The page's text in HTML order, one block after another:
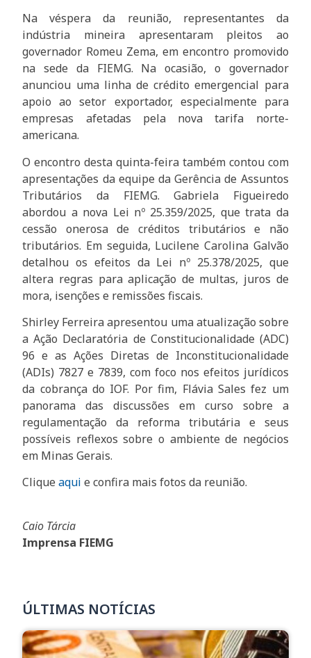
Na véspera da reunião, representantes da
indústria mineira apresentaram pleitos ao
governador Romeu Zema, em encontro promovido
na sede da FIEMG. Na ocasião, o governador
anunciou uma linha de crédito emergencial para
apoio ao setor exportador, especialmente para
empresas afetadas pela nova tarifa norte-
americana.
O encontro desta quinta-feira também contou com
apresentações da equipe da Gerência de Assuntos
Tributários da FIEMG. Gabriela Figueiredo
abordou a nova Lei nº 25.359/2025, que trata da
cessão onerosa de créditos tributários e não
tributários. Em seguida, Lucilene Carolina Galvão
detalhou os efeitos da Lei nº 25.378/2025, que
altera regras para aplicação de multas, juros de
mora, isenções e remissões fiscais.
Shirley Ferreira apresentou uma atualização sobre
a Ação Declaratória de Constitucionalidade (ADC)
96 e as Ações Diretas de Inconstitucionalidade
(ADIs) 7827 e 7839, com foco nos efeitos jurídicos
da cobrança do IOF. Por fim, Flávia Sales fez um
panorama das discussões em curso sobre a
regulamentação da reforma tributária e seus
possíveis reflexos sobre o ambiente de negócios
em Minas Gerais.
Cliqueaqui e confira mais fotos da reunião.
Caio Tárcia
Imprensa FIEMG
ÚLTIMAS NOTÍCIAS